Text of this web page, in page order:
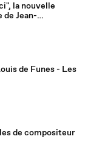
la nouvelle
de Jean-
de Funes - Les
de compositeur